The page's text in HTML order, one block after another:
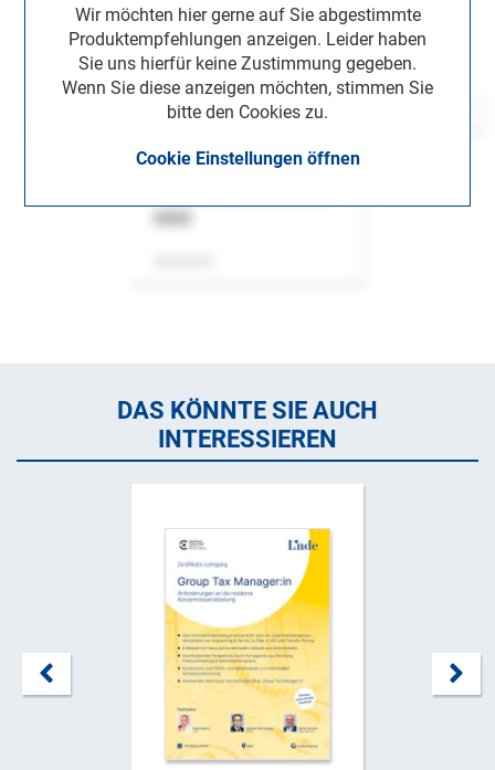
Wir möchten hier gerne auf Sie abgestimmte
Produktempfehlungen anzeigen. Leider haben
Sie uns hierfür keine Zustimmung gegeben.
Wenn Sie diese anzeigen möchten, stimmen Sie
bitte den Cookies zu.
Cookie Einstellungen öffnen
DAS KÖNNTE SIE AUCH
INTERESSIEREN